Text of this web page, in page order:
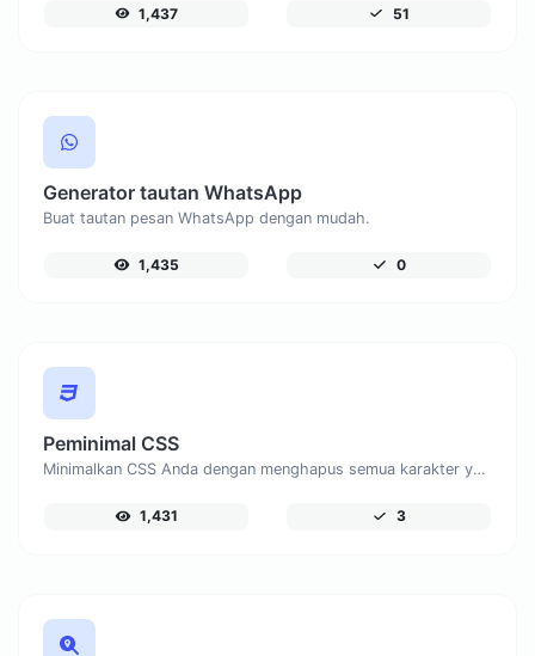
1,437 51
Generator tautan WhatsApp
Buat tautan pesan WhatsApp dengan mudah.
1,435 0
Peminimal CSS
Minimalkan CSS Anda dengan menghapus semua karakter yang tidak perlu.
1,431 3